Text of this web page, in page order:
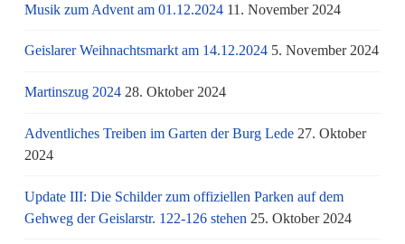
Musik zum Advent am 01.12.2024 11. November 2024
Geislarer Weihnachtsmarkt am 14.12.2024 5. November 2024
Martinszug 2024 28. Oktober 2024
Adventliches Treiben im Garten der Burg Lede 27. Oktober
2024
Update III: Die Schilder zum offiziellen Parken auf dem
Gehweg der Geislarstr. 122-126 stehen 25. Oktober 2024